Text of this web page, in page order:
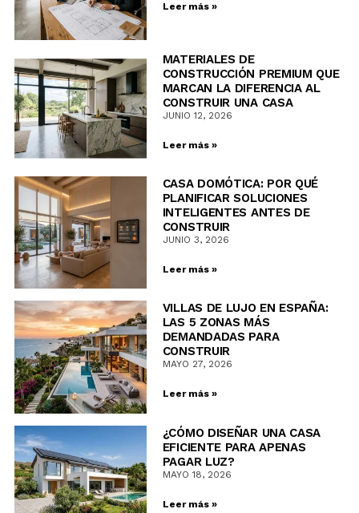
Leer más »
MATERIALES DE
CONSTRUCCIÓN PREMIUM QUE
MARCAN LA DIFERENCIA AL
CONSTRUIR UNA CASA
JUNIO 12, 2026
Leer más »
CASA DOMÓTICA: POR QUÉ
PLANIFICAR SOLUCIONES
INTELIGENTES ANTES DE
CONSTRUIR
JUNIO 3, 2026
Leer más »
VILLAS DE LUJO EN ESPAÑA:
LAS 5 ZONAS MÁS
DEMANDADAS PARA
CONSTRUIR
MAYO 27, 2026
Leer más »
¿CÓMO DISEÑAR UNA CASA
EFICIENTE PARA APENAS
PAGAR LUZ?
MAYO 18, 2026
Leer más »